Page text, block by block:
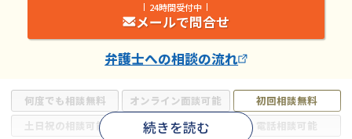
何度でも相談無料 オンライン面談可能
初回相談無料
土日祝の相談可能
19時以降電話可能
電話相談可能
続きを読む
24時間受付中
メールで問合せ
弁護士への相談の流れ